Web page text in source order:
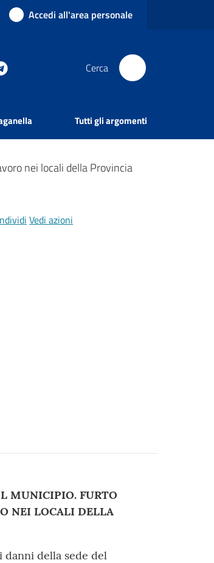
Accedi all'area personale
Cerca
Tutti gli argomenti
nei locali della Provincia
Vedi azioni
MUNICIPIO. FURTO
NEI LOCALI DELLA
della sede del